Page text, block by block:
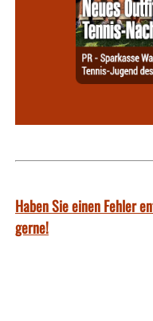
Haben Sie einen Fehler
gerne!